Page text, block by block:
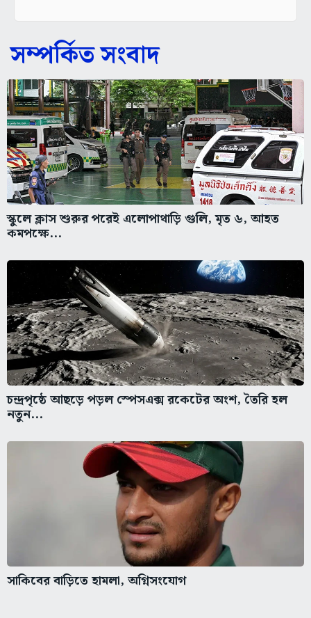
সম্পর্কিত সংবাদ
স্কুলে ক্লাস শুরুর পরেই এলোপাথাড়ি গুলি, মৃত ৬, আহত
কমপক্ষে...
চন্দ্রপৃষ্ঠে আছড়ে পড়ল স্পেসএক্স রকেটের অংশ, তৈরি হল
নতুন...
সাকিবের বাড়িতে হামলা, অগ্নিসংযোগ